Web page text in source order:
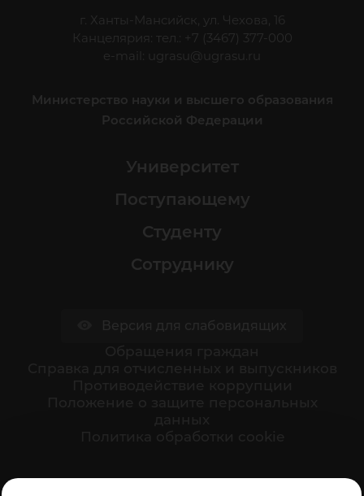
г. Ханты-Мансийск, ул. Чехова, 16
Канцелярия: тел.: +7 (3467) 377-000
e-mail:
ugrasu@ugrasu.ru
Министерство науки и высшего образования
Российской Федерации
Университет
Поступающему
Студенту
Сотруднику